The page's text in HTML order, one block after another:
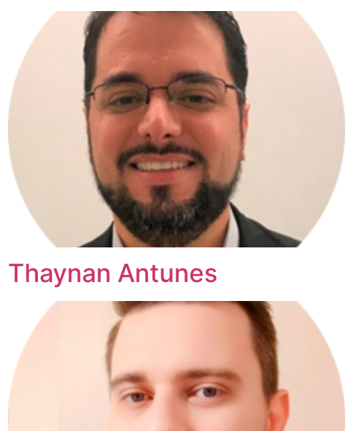
Thaynan Antunes